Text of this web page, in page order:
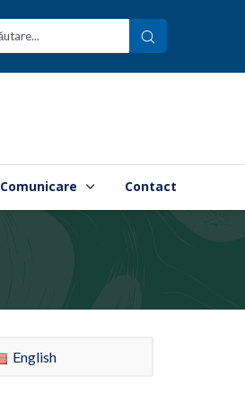
Comunicare Contact
English